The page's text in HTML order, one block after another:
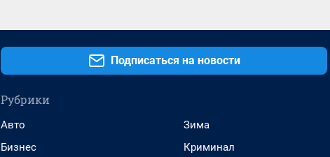
Подписаться на новости
Рубрики
Авто
Бизнес
Зима
Криминал